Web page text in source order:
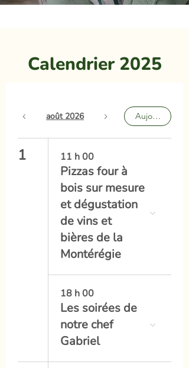
Calendrier 2025
août 2026 Aujourd'hui
1 11 h 00
Pizzas four à
bois sur mesure
et dégustation
de vins et
bières de la
Montérégie
18 h 00
Les soirées de
notre chef
Gabriel